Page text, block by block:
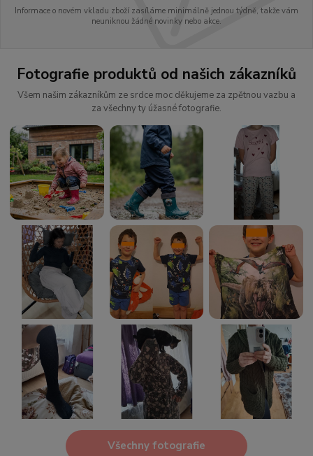
Informace o novém vkladu zboží zasíláme minimálně jednou týdně, takže vám
neuniknou žádné novinky nebo akce.
Fotografie produktů od našich zákazníků
Všem našim zákazníkům ze srdce moc děkujeme za zpětnou vazbu a
za všechny ty úžasné fotografie.
Všechny fotografie